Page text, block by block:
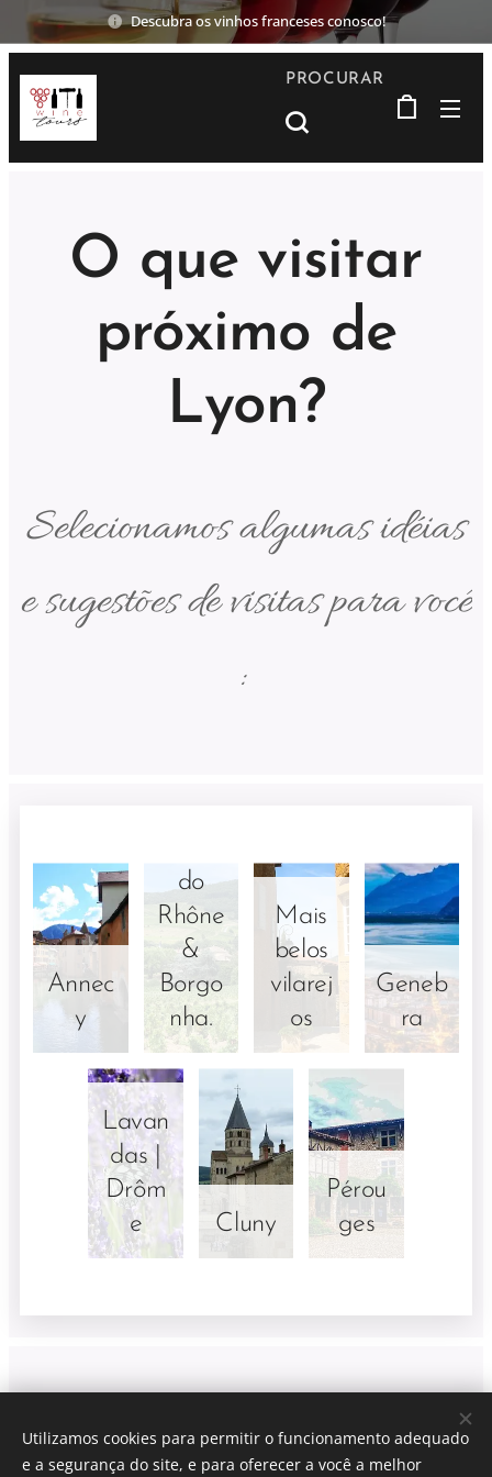
Descubra os vinhos franceses conosco!
PROCURAR
O que visitar
próximo de
Lyon?
Selecionamos algumas idéias
e sugestões de visitas para você
:
Annec
y
do
Rhône
&
Borgo
nha.
Mais
belos
vilarej
os
Geneb
ra
Lavan
das |
Drôm
e
Cluny
Pérou
ges
LYON + (xx)33 6 40 90 81 40 (only whatsapp)
Utilizamos cookies para permitir o funcionamento adequado
e a segurança do site, e para oferecer a você a melhor